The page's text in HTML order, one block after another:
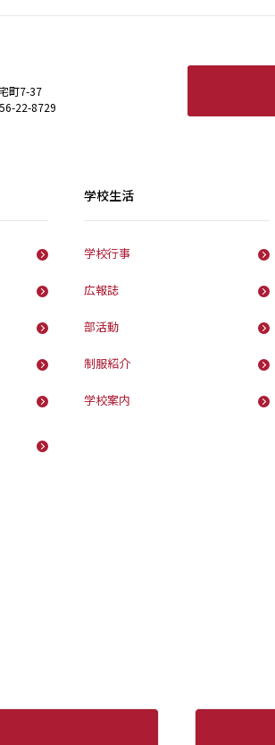
町7-37
22-8729
学校生活
学校行事
広報誌
部活動
制服紹介
学校案内